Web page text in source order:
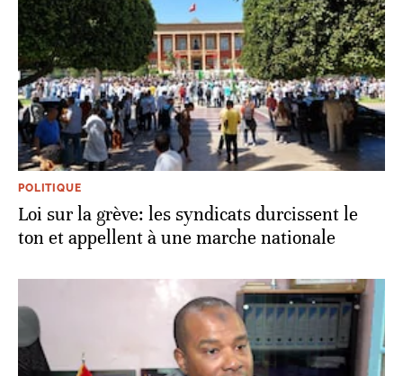
POLITIQUE
Loi sur la grève: les syndicats durcissent le
ton et appellent à une marche nationale